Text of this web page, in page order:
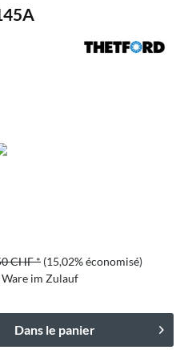
CHF * (15,02% économisé)
im Zulauf
Dans le panier